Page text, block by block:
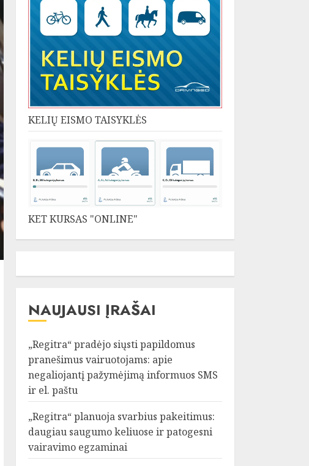
KELIŲ EISMO TAISYKLĖS
KET KURSAS "ONLINE"
NAUJAUSI ĮRAŠAI
„Regitra“ pradėjo siųsti papildomus
pranešimus vairuotojams: apie
negaliojantį pažymėjimą informuos SMS
ir el. paštu
„Regitra“ planuoja svarbius pakeitimus:
daugiau saugumo keliuose ir patogesni
vairavimo egzaminai